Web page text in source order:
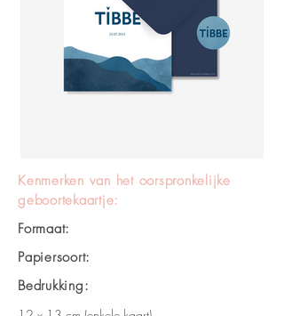
Kenmerken van het oorspronkelijke
geboortekaartje:
Formaat:
Papiersoort:
Bedrukking: